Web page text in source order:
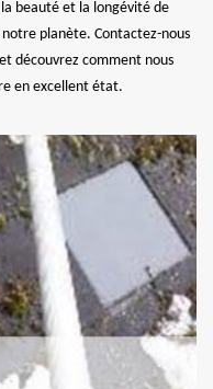
beauté et la longévité de
planète. Contactez-nous
découvrez comment nous
en excellent état.